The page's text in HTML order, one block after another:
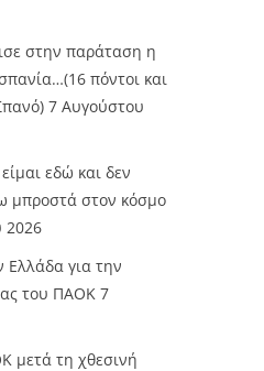
στην παράταση η
πόντοι και
7 Αυγούστου
εδώ και δεν
μπροστά στον κόσμο
2026
για την
του ΠΑΟΚ 7
μετά τη χθεσινή